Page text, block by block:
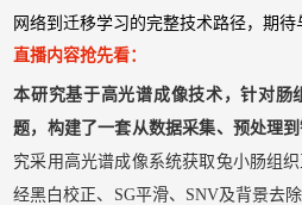
网络到迁移学习的完整技术路径，期待
直播内容抢先看：
本研究基于高光谱成像技术，针对肠
题，构建了一套从数据采集、预处理
究采用高光谱成像系统获取兔小肠组
经黑白校正、SG平滑、SNV及背景去